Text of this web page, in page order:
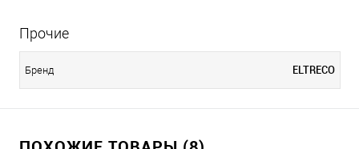
Прочие
Бренд ELTRECO